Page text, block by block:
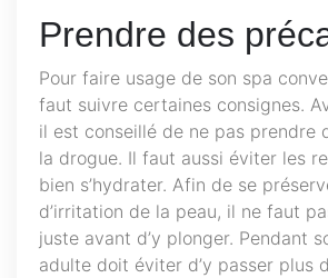
Prendre des
Pour faire usage de son spa
faut suivre certaines consignes.
il est conseillé de ne pas prendre
la drogue. Il faut aussi éviter les
bien s’hydrater. Afin de se
d’irritation de la peau, il ne faut
juste avant d’y plonger. Pendant
adulte doit éviter d’y passer plus